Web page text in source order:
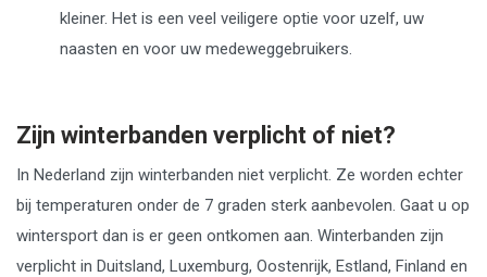
kleiner. Het is een veel veiligere optie voor uzelf, uw
naasten en voor uw medeweggebruikers.
Zijn winterbanden verplicht of niet?
In Nederland zijn winterbanden niet verplicht. Ze worden echter
bij temperaturen onder de 7 graden sterk aanbevolen. Gaat u op
wintersport dan is er geen ontkomen aan. Winterbanden zijn
verplicht in Duitsland, Luxemburg, Oostenrijk, Estland, Finland en